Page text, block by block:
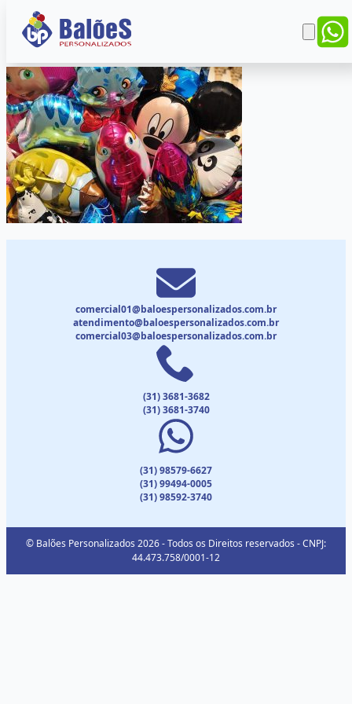
comercial01@baloespersonalizados.com.br
atendimento@baloespersonalizados.com.br
comercial03@baloespersonalizados.com.br
(31) 3681-3682
(31) 3681-3740
(31) 98579-6627
(31) 99494-0005
(31) 98592-3740
© Balões Personalizados 2026 - Todos os Direitos reservados - CNPJ:
44.473.758/0001-12